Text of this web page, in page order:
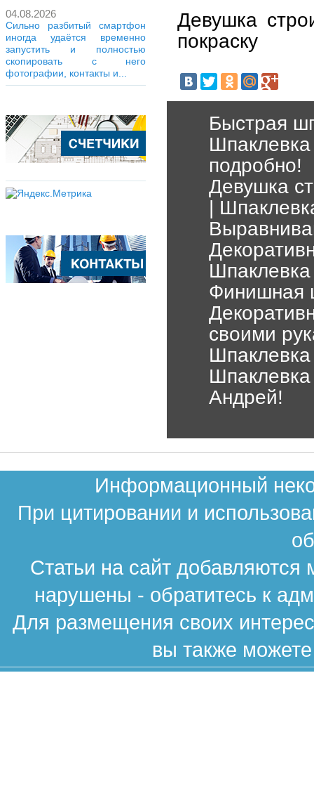
04.08.2026
Сильно разбитый смартфон
иногда удаётся временно
запустить и полностью
скопировать с него
фотографии, контакты и...
Девушка
покраску
Быстрая
Шпаклевка
подробно!
Девушка
|
Финишная
своими
Шпаклевка
Андрей!
Информационный
При цитировании и
Статьи на сайт
нарушены - обратитесь к
Для размещения своих
вы также